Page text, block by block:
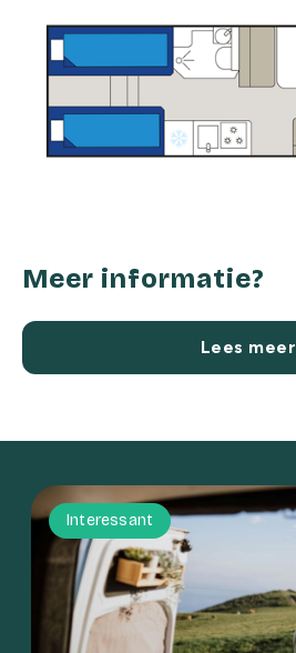
Meer informatie?
Lees meer
Interessant